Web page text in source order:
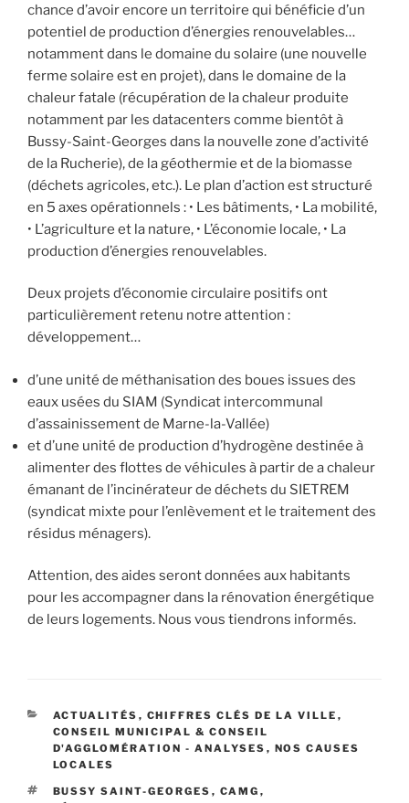
chance d’avoir encore un territoire qui bénéficie d’un
potentiel de production d’énergies renouvelables…
notamment dans le domaine du solaire (une nouvelle
ferme solaire est en projet), dans le domaine de la
chaleur fatale (récupération de la chaleur produite
notamment par les datacenters comme bientôt à
Bussy-Saint-Georges dans la nouvelle zone d’activité
de la Rucherie), de la géothermie et de la biomasse
(déchets agricoles, etc.). Le plan d’action est structuré
en 5 axes opérationnels : • Les bâtiments, • La mobilité,
• L’agriculture et la nature, • L’économie locale, • La
production d’énergies renouvelables.
Deux projets d’économie circulaire positifs ont
particulièrement retenu notre attention :
développement…
d’une unité de méthanisation des boues issues des
eaux usées du SIAM (Syndicat intercommunal
d’assainissement de Marne-la-Vallée)
et d’une unité de production d’hydrogène destinée à
alimenter des flottes de véhicules à partir de a chaleur
émanant de l’incinérateur de déchets du SIETREM
(syndicat mixte pour l’enlèvement et le traitement des
résidus ménagers).
Attention, des aides seront données aux habitants
pour les accompagner dans la rénovation énergétique
de leurs logements. Nous vous tiendrons informés.
CATÉGORIES
ACTUALITÉS , CHIFFRES CLÉS DE LA VILLE ,
CONSEIL MUNICIPAL & CONSEIL
D'AGGLOMÉRATION - ANALYSES , NOS CAUSES
LOCALES
ÉTIQUETTES
BUSSY SAINT-GEORGES , CAMG ,